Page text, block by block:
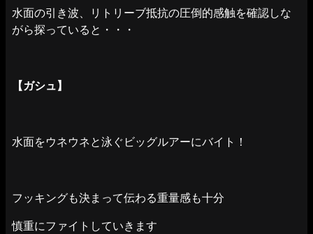
水面の引き波、リトリーブ抵抗の圧倒的感触を確認しな
がら探っていると・・・
【ガシュ】
水面をウネウネと泳ぐビッグルアーにバイト！
フッキングも決まって伝わる重量感も十分
慎重にファイトしていきます